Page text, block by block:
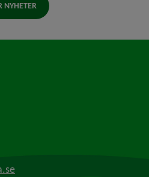
NYHETER
annan webbplats, öppnas i nytt